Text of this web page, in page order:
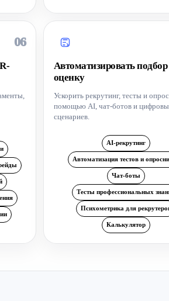
06
Автоматизировать
оценку
Ускорить рекрутинг, тесты и
помощью AI, чат-ботов и
сценариев.
AI-рекрутинг
Автоматизация тестов и
Чат-боты
Тесты профессиональных
Психометрика для
Калькулятор